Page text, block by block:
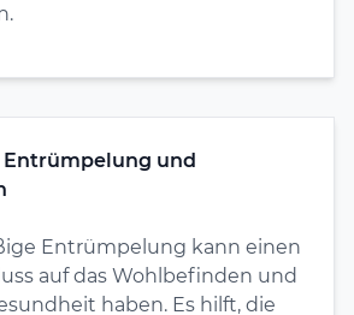
Entrümpelung und
Entrümpelung kann einen
auf das Wohlbefinden und
haben. Es hilft, die